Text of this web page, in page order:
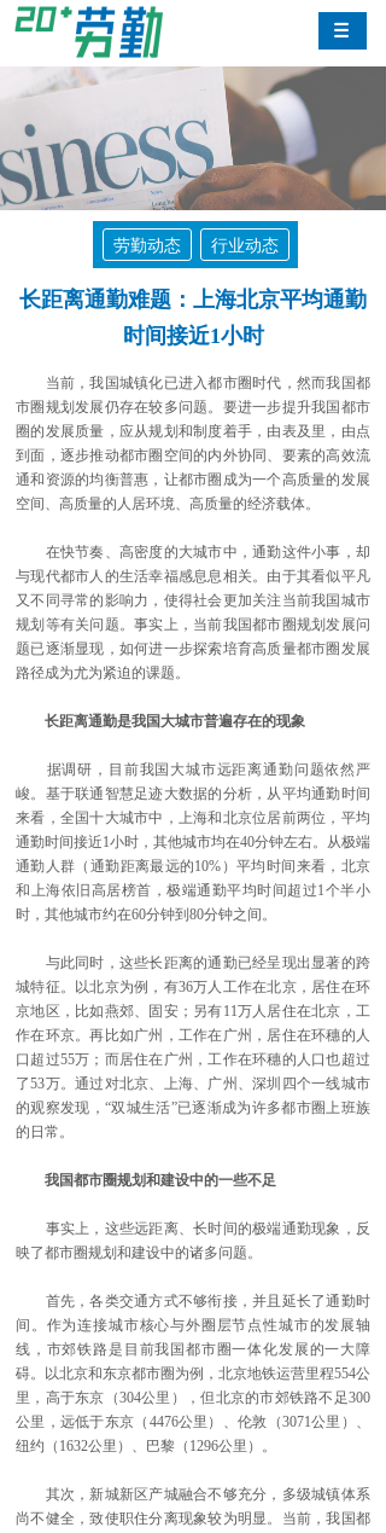
劳勤动态 行业动态
长距离通勤难题：上海北京平均通勤
时间接近1小时
当前，我国城镇化已进入都市圈时代，然而我国都
市圈规划发展仍存在较多问题。要进一步提升我国都市
圈的发展质量，应从规划和制度着手，由表及里，由点
到面，逐步推动都市圈空间的内外协同、要素的高效流
通和资源的均衡普惠，让都市圈成为一个高质量的发展
空间、高质量的人居环境、高质量的经济载体。
在快节奏、高密度的大城市中，通勤这件小事，却
与现代都市人的生活幸福感息息相关。由于其看似平凡
又不同寻常的影响力，使得社会更加关注当前我国城市
规划等有关问题。事实上，当前我国都市圈规划发展问
题已逐渐显现，如何进一步探索培育高质量都市圈发展
路径成为尤为紧迫的课题。
长距离通勤是我国大城市普遍存在的现象
据调研，目前我国大城市远距离通勤问题依然严
峻。基于联通智慧足迹大数据的分析，从平均通勤时间
来看，全国十大城市中，上海和北京位居前两位，平均
通勤时间接近1小时，其他城市均在40分钟左右。从极端
通勤人群（通勤距离最远的10%）平均时间来看，北京
和上海依旧高居榜首，极端通勤平均时间超过1个半小
时，其他城市约在60分钟到80分钟之间。
与此同时，这些长距离的通勤已经呈现出显著的跨
城特征。以北京为例，有36万人工作在北京，居住在环
京地区，比如燕郊、固安；另有11万人居住在北京，工
作在环京。再比如广州，工作在广州，居住在环穗的人
口超过55万；而居住在广州，工作在环穗的人口也超过
了53万。通过对北京、上海、广州、深圳四个一线城市
的观察发现，“双城生活”已逐渐成为许多都市圈上班族
的日常。
我国都市圈规划和建设中的一些不足
事实上，这些远距离、长时间的极端通勤现象，反
映了都市圈规划和建设中的诸多问题。
首先，各类交通方式不够衔接，并且延长了通勤时
间。作为连接城市核心与外圈层节点性城市的发展轴
线，市郊铁路是目前我国都市圈一体化发展的一大障
碍。以北京和东京都市圈为例，北京地铁运营里程554公
里，高于东京（304公里），但北京的市郊铁路不足300
公里，远低于东京（4476公里）、伦敦（3071公里）、
纽约（1632公里）、巴黎（1296公里）。
其次，新城新区产城融合不够充分，多级城镇体系
尚不健全，致使职住分离现象较为明显。当前，我国都